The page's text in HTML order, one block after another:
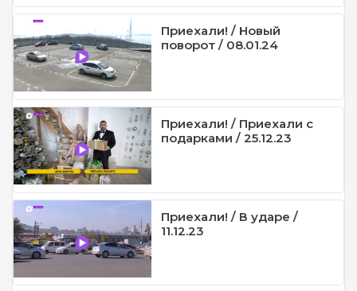
Приехали! / Новый
поворот / 08.01.24
Приехали! / Приехали с
подарками / 25.12.23
Приехали! / В ударе /
11.12.23